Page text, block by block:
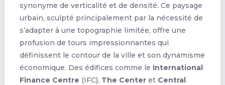
synonyme de verticalité et de densité. Ce paysage
urbain, sculpté principalement par la nécessité de
s’adapter à une topographie limitée, offre une
profusion de tours impressionnantes qui
définissent le contour de la ville et son dynamisme
économique. Des édifices comme le International
Finance Centre (IFC), The Centeret Central